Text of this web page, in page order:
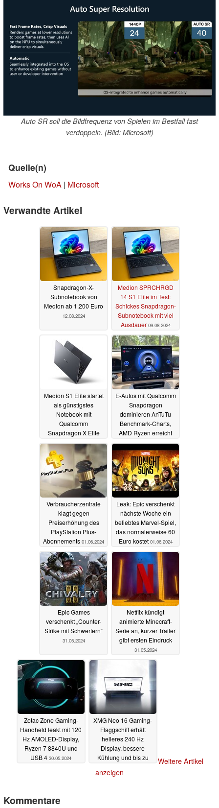
Auto SR soll die Bildfrequenz von Spielen im Bestfall fast
verdoppeln. (Bild: Microsoft)
Quelle(n)
Works On WoA | Microsoft
Verwandte Artikel
Snapdragon-X-
Subnotebook von
Medion ab 1.200 Euro
12.08.2024
Medion SPRCHRGD
14 S1 Elite im Test:
Schickes Snapdragon-
Subnotebook mit viel
Ausdauer 09.08.2024
Medion S1 Elite startet
als günstigstes
Notebook mit
Qualcomm
Snapdragon X Elite
11.06.2024
E-Autos mit Qualcomm
Snapdragon
dominieren AnTuTu
Benchmark-Charts,
AMD Ryzen erreicht
nur Platz 504.06.2024
Verbraucherzentrale
klagt gegen
Preiserhöhung des
PlayStation Plus-
Abonnements 01.06.2024
Leak: Epic verschenkt
nächste Woche ein
beliebtes Marvel-Spiel,
das normalerweise 60
Euro kostet 01.06.2024
Epic Games
verschenkt „Counter-
Strike mit Schwertern“
31.05.2024
Netflix kündigt
animierte Minecraft-
Serie an, kurzer Trailer
gibt ersten Eindruck
31.05.2024
Zotac Zone Gaming-
Handheld leakt mit 120
Hz AMOLED-Display,
Ryzen 7 8840U und
USB 4 30.05.2024
XMG Neo 16 Gaming-
Flaggschiff erhält
helleres 240 Hz
Display, bessere
Kühlung und bis zu
30.05.2024
Weitere Artikel
anzeigen
Kommentare